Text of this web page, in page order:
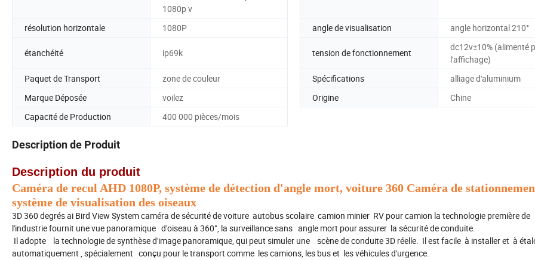
1080p v
résolution horizontale 1080P angle de visualisation angle horizontal 210°
étanchéité ip69k tension de fonctionnement
dc12v±10% (alimenté
l'affichage)
Paquet de Transport
zone de couleur Spécifications
alliage d'aluminium
Marque Déposée
voilez Origine
Chine
Capacité de Production
400 000 pièces/mois
Description de Produit
Description du produit
Caméra de recul AHD 1080P, système de détection d'angle mort, voiture 360 Caméra de
système de visualisation des oiseaux
3D 360 degrés ai Bird View System caméra de sécurité de voiture autobus scolaire camion minier RV pour camion la technologie première de
l'industrie fournit une vue panoramique d'oiseau à 360°, la surveillance sans angle mort pour assurer la sécurité de conduite.
Il adopte la technologie de synthèse d'image panoramique, qui peut simuler une scène de conduite 3D réelle. Il est facile à installer et à
automatiquement , spécialement conçu pour le transport comme les camions, les bus et les véhicules d'urgence.